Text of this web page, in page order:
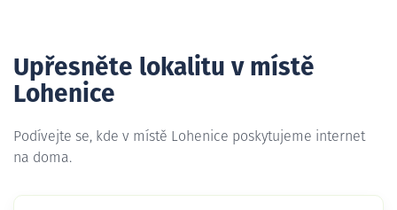
Upřesněte lokalitu v místě
Lohenice
Podívejte se, kde v místě Lohenice poskytujeme internet
na doma.